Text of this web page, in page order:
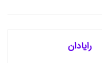
رایادان